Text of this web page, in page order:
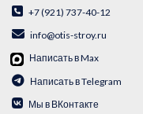
+7 (921) 737-40-12
info@otis-stroy.ru
Написать в Max
Написать в Telegram
Мы в ВКонтакте